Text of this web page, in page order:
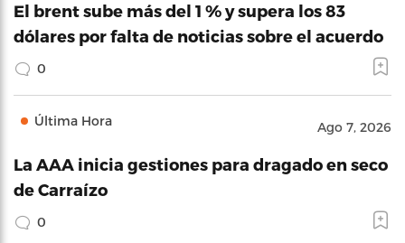
El brent sube más del 1 % y supera los 83
dólares por falta de noticias sobre el acuerdo
0
Última Hora Ago 7, 2026
La AAA inicia gestiones para dragado en seco
de Carraízo
0